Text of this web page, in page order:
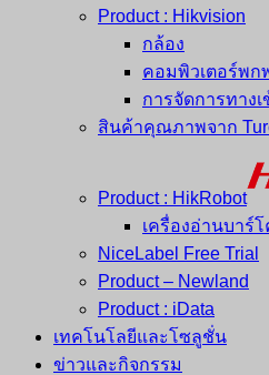
Product : Hikvision
กล้อง
คอมพิวเตอร์พก
การจัดการทาง
สินค้าคุณภาพจาก
Product : HikRobot
เครื่องอ่านบาร์
NiceLabel Free Trial
Product – Newland
Product : iData
เทคโนโลยีและโซลูชั่น
ข่าวและกิจกรรม